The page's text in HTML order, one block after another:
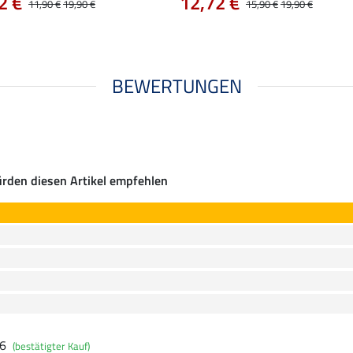
11,90 €19,90 € 15,90 €19,90 €
BEWERTUNGEN
diesen Artikel empfehlen
(bestätigter Kauf)